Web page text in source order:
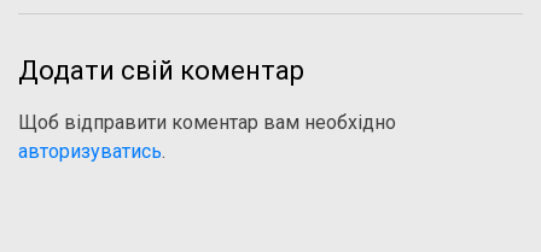
Додати свій коментар
Щоб відправити коментар вам необхідно
авторизуватись.